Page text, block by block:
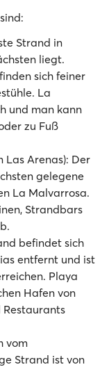
sind:
Strand in
liegt.
sich feiner
La
und man kann
zu Fuß
Las Arenas): Der
gelegene
La Malvarrosa.
Strandbars
befindet sich
entfernt und ist
Playa
Hafen von
Restaurants
vom
Strand ist von